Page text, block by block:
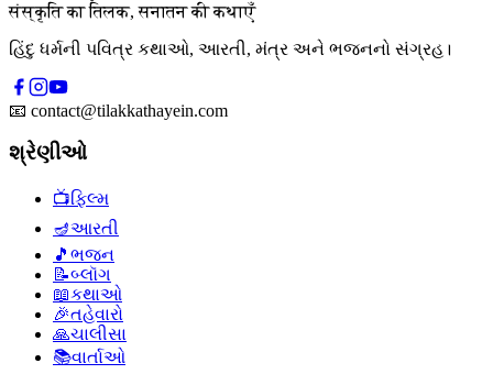
संस्कृति का तिलक, सनातन की कथाएँ
હિંદુ ધર્મની પવિત્ર કથાઓ, આરતી, મંત્ર અને ભજનનો સંગ્રહ।
📧 contact@tilakkathayein.com
શ્રેણીઓ
📺ફિલ્મ
🪔આરતી
🎵 ભજન
📝બ્લૉગ
📖કથાઓ
🎉તહેવારો
🙏ચાલીસા
📚વાર્તાઓ